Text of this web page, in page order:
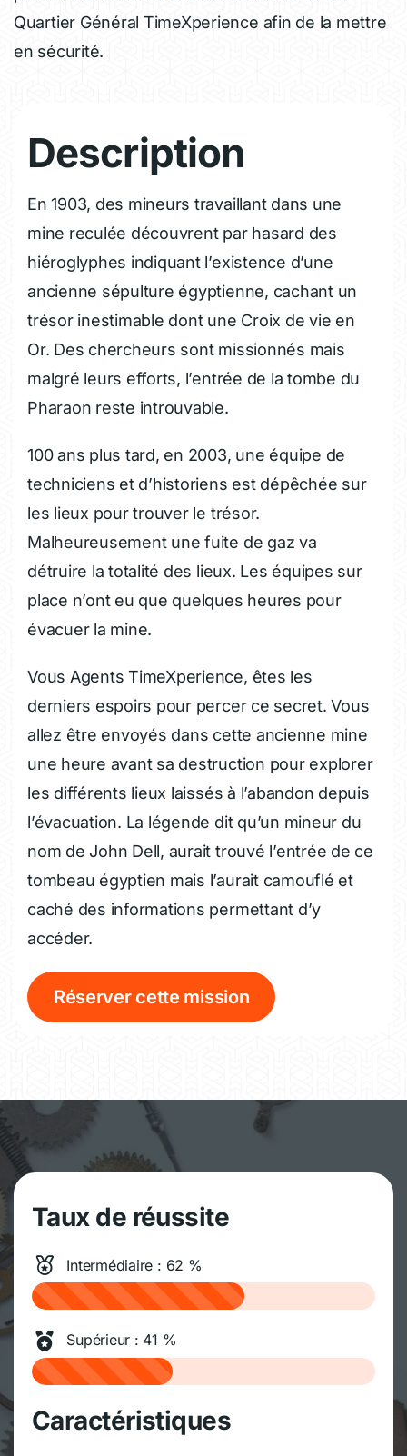
Quartier Général TimeXperience afin de la mettre
en sécurité.
Description
En 1903, des mineurs travaillant dans une
mine reculée découvrent par hasard des
hiéroglyphes indiquant l’existence d’une
ancienne sépulture égyptienne, cachant un
trésor inestimable dont une Croix de vie en
Or. Des chercheurs sont missionnés mais
malgré leurs efforts, l’entrée de la tombe du
Pharaon reste introuvable.
100 ans plus tard, en 2003, une équipe de
techniciens et d’historiens est dépêchée sur
les lieux pour trouver le trésor.
Malheureusement une fuite de gaz va
détruire la totalité des lieux. Les équipes sur
place n’ont eu que quelques heures pour
évacuer la mine.
Vous Agents TimeXperience, êtes les
derniers espoirs pour percer ce secret. Vous
allez être envoyés dans cette ancienne mine
une heure avant sa destruction pour explorer
les différents lieux laissés à l’abandon depuis
l’évacuation. La légende dit qu’un mineur du
nom de John Dell, aurait trouvé l’entrée de ce
tombeau égyptien mais l’aurait camouflé et
caché des informations permettant d’y
accéder.
Réserver cette mission
Taux de réussite
Intermédiaire : 62 %
Supérieur : 41 %
Caractéristiques